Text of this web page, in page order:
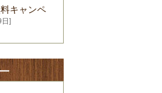
キャンペ
]